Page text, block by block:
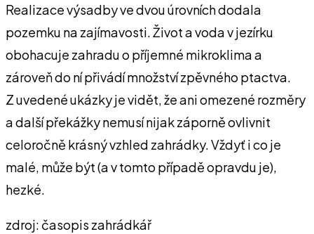
Realizace výsadby ve dvou úrovních dodala
pozemku na zajímavosti. Život a voda v jezírku
obohacuje zahradu o příjemné mikroklima a
zároveň do ní přivádí množství zpěvného ptactva.
Z uvedené ukázky je vidět, že ani omezené rozměry
a další překážky nemusí nijak záporně ovlivnit
celoročně krásný vzhled zahrádky. Vždyť i co je
malé, může být (a v tomto případě opravdu je),
hezké.
zdroj: časopis zahrádkář